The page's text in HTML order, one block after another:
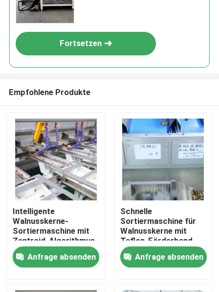
Haus
Produkte
Videos
Fortsetzen
Empfohlene Produkte
Intelligente
Walnusskerne-
Sortiermaschine mit
Zentroid-Algorithmus
und Hochfrequenz-
Solenoidventil, die
Schadstoffe entfernt
280~360 kg/h
Anfrage absenden
Schnelle
Sortiermaschine für
Walnusskerne mit
Teflon-Förderband
und Echtzeitreinigung,
die eine
lebensmittelsichere
rückverfolgbaren
Anfrage absenden